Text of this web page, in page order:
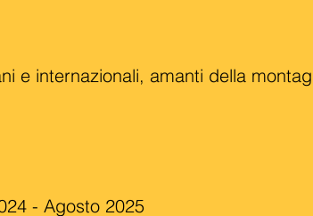
e internazionali, amanti della
- Agosto 2025